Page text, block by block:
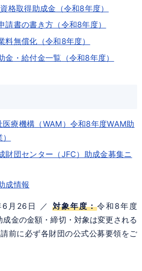
格取得助成金（令和8年度）
請書の書き方（令和8年度）
料無償化（令和8年度）
金・給付金一覧（令和8年度）
療機構（WAM）令和8年度WAM助
財団センター（JFC）助成金募集ニ
成情報
6月26日 ／ 対象年度：令和8年度
成金の金額・締切・対象は変更される
前に必ず各財団の公式公募要領をご